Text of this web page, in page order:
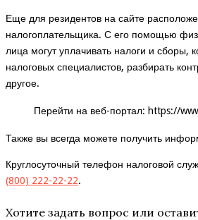
Еще для резидентов на сайте
налогоплательщика. С его помощью
лица могут уплачивать налоги и сборы,
налоговых специалистов, разбирать
другое.
Перейти на веб-портал: https://
Также вы всегда можете получить
Круглосуточный телефон налоговой
(800) 222-22-22.
Хотите задать вопрос или